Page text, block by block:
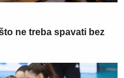
ne treba spavati bez